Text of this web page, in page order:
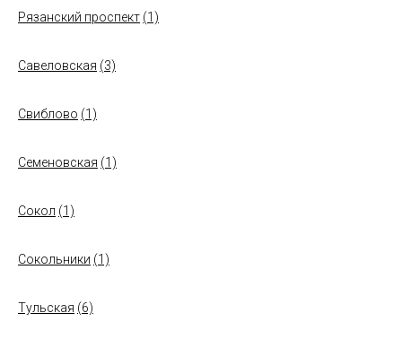
Рязанский проспект (1)
Савеловская (3)
Свиблово (1)
Семеновская (1)
Сокол (1)
Сокольники (1)
Тульская (6)